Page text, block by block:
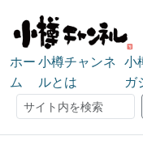
ホー
ム
小樽チャンネ
ルとは
小
ガ
検索